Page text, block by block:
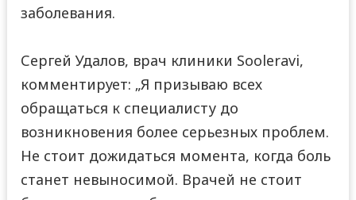
заболевания.
Сергей Удалов, врач клиники Sooleravi,
комментирует: „Я призываю всех
обращаться к специалисту до
возникновения более серьезных проблем.
Не стоит дожидаться момента, когда боль
станет невыносимой. Врачей не стоит